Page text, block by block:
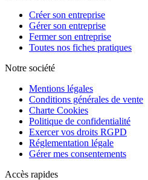
Créer son entreprise
Gérer son entreprise
Fermer son entreprise
Toutes nos fiches pratiques
Notre société
Mentions légales
Conditions générales de vente
Charte Cookies
Politique de confidentialité
Exercer vos droits RGPD
Réglementation légale
Gérer mes consentements
Accès rapides